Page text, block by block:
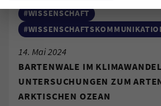
#WISSENSCHAFT
14. Mai 2024
BARTENWALE IM
UNTERSUCHUNGEN ZUM
ARKTISCHEN OZEAN